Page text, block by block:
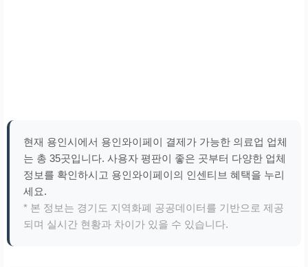
현재 용인시에서 용인와이페이 결제가 가능한 의료업 업체
는 총 35곳입니다. 사용자 평판이 좋은 곳부터 다양한 업체
정보를 확인하시고 용인와이페이의 인센티브 혜택을 누리
세요.
* 본 정보는 경기도 지역화폐 공공데이터를 기반으로 제공
되며 실시간 현황과 차이가 있을 수 있습니다.